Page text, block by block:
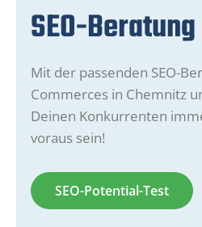
SEO-
Mit der passenden SEO-
Commerces in Chemnitz
Deinen Konkurrenten
voraus sein!
SEO-Potential-Test